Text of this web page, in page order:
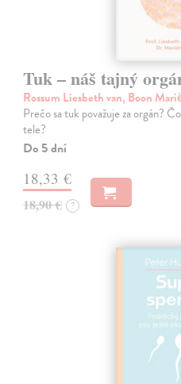
Tuk – náš tajný
Rossum Liesbeth van, Boon
Prečo sa tuk považuje za orgán?
tele?
Do 5 dní
18,33 €
18,90 € ?